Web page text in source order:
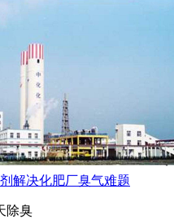
解决化肥厂臭气难题
除臭